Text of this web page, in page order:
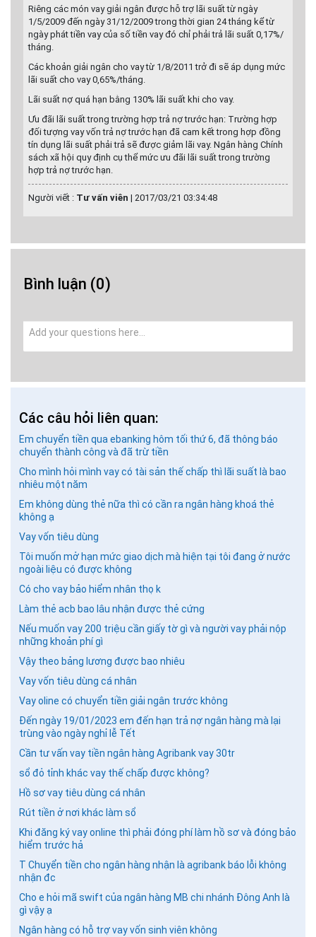
Riêng các món vay giải ngân được hỗ trợ lãi suất từ ngày
1/5/2009 đến ngày 31/12/2009 trong thời gian 24 tháng kể từ
ngày phát tiền vay của số tiền vay đó chỉ phải trả lãi suất 0,17%/
tháng.
Các khoản giải ngân cho vay từ 1/8/2011 trở đi sẽ áp dụng mức
lãi suất cho vay 0,65%/tháng.
Lãi suất nợ quá hạn bằng 130% lãi suất khi cho vay.
Ưu đãi lãi suất trong trường hợp trả nợ trước hạn: Trường hợp
đối tượng vay vốn trả nợ trước hạn đã cam kết trong hợp đồng
tín dụng lãi suất phải trả sẽ được giảm lãi vay. Ngân hàng Chính
sách xã hội quy định cụ thể mức ưu đãi lãi suất trong trường
hợp trả nợ trước hạn.
Người viết : Tư vấn viên | 2017/03/21 03:34:48
Bình luận (0)
GỬI BÌNH LUẬN
Các câu hỏi liên quan:
Em chuyển tiền qua ebanking hôm tối thứ 6, đã thông báo
chuyển thành công và đã trừ tiền
Cho mình hỏi mình vay có tài sản thế chấp thì lãi suất là bao
nhiêu một năm
Em không dùng thẻ nữa thì có cần ra ngân hàng khoá thẻ
không ạ
Vay vốn tiêu dùng
Tôi muốn mở hạn mức giao dịch mà hiện tại tôi đang ở nước
ngoài liệu có được không
Có cho vay bảo hiểm nhân thọ k
Làm thẻ acb bao lâu nhận được thẻ cứng
Nếu muốn vay 200 triệu cần giấy tờ gì và người vay phải nộp
những khoản phí gì
Vậy theo bảng lương được bao nhiêu
Vay vốn tiêu dùng cá nhân
Vay oline có chuyển tiền giải ngân trước không
Đến ngày 19/01/2023 em đến hạn trả nợ ngân hàng mà lại
trùng vào ngày nghỉ lễ Tết
Cần tư vấn vay tiền ngân hàng Agribank vay 30tr
sổ đỏ tỉnh khác vay thế chấp được không?
Hồ sơ vay tiêu dùng cá nhân
Rút tiền ở nơi khác làm sổ
Khi đăng ký vay online thì phải đóng phí làm hồ sơ và đóng bảo
hiểm trước hả
T Chuyển tiền cho ngân hàng nhận là agribank báo lỗi không
nhận đc
Cho e hỏi mã swift của ngân hàng MB chi nhánh Đông Anh là
gì vậy ạ
Ngân hàng có hỗ trợ vay vốn sinh viên không